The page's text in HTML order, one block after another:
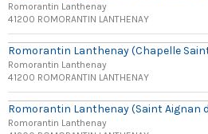
Romorantin Lanthenay
41200 ROMORANTIN LANTHENAY
Romorantin Lanthenay (Chapelle
Romorantin Lanthenay
41200 ROMORANTIN LANTHENAY
Romorantin Lanthenay (Saint Aignan
Romorantin Lanthenay